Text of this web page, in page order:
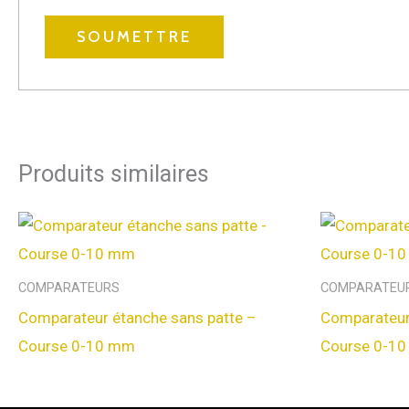
Produits similaires
COMPARATEURS
Comparateur étanche sans patte –
Course 0-10 mm
Course 0-